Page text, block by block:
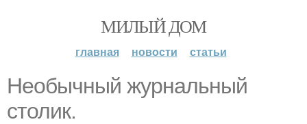
МИЛЫЙ ДОМ
главная новости статьи
Необычный журнальный
столик.